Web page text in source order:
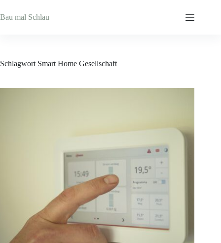
Inhalt
springen
Bau mal Schlau
Schlagwort Smart Home Gesellschaft